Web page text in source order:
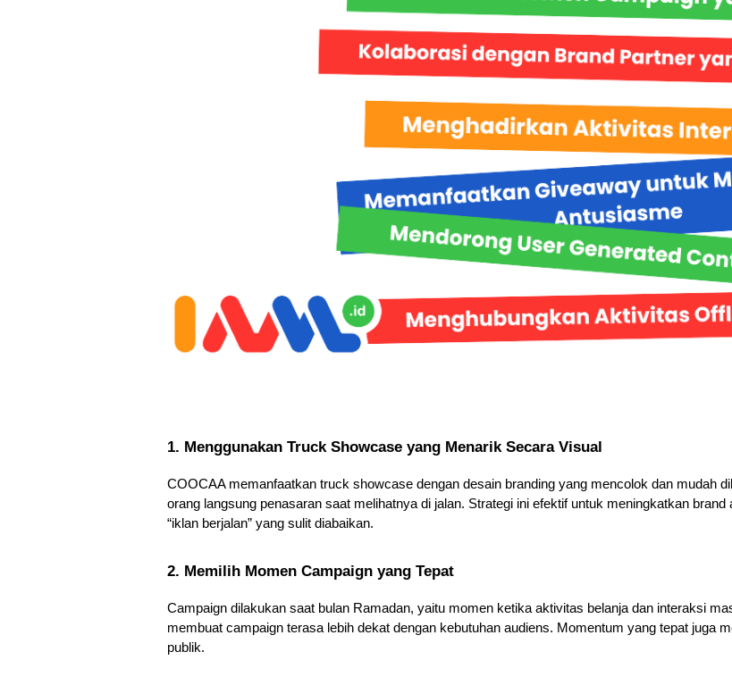
1. Menggunakan Truck Showcase yang Menarik Secara Visual
COOCAA memanfaatkan truck showcase dengan desain branding yang mencolok dan mudah
orang langsung penasaran saat melihatnya di jalan. Strategi ini efektif untuk meningkatkan
“iklan berjalan” yang sulit diabaikan.
2. Memilih Momen Campaign yang Tepat
Campaign dilakukan saat bulan Ramadan, yaitu momen ketika aktivitas belanja dan interaksi
membuat campaign terasa lebih dekat dengan kebutuhan audiens. Momentum yang tepat juga
publik.